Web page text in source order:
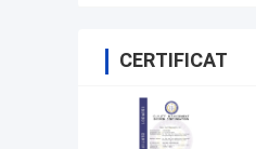
CERTIFICAT